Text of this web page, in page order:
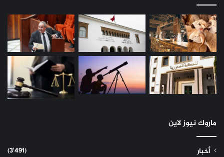
ماروك نيوز لاين
أخبار (3٬491)